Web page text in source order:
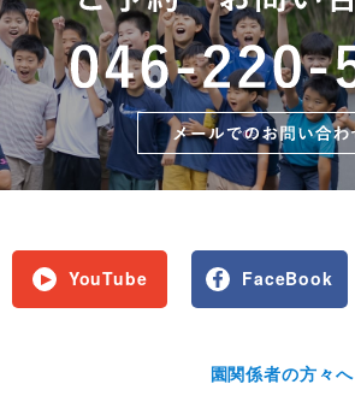
YouTube FaceBook
園関係者の方々へ